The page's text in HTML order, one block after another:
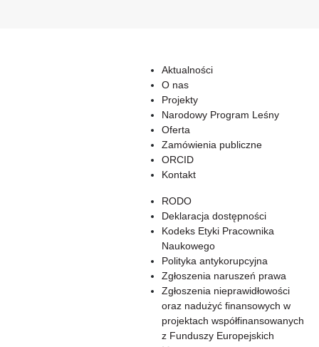
Aktualności
O nas
Projekty
Narodowy Program Leśny
Oferta
Zamówienia publiczne
ORCID
Kontakt
RODO
Deklaracja dostępności
Kodeks Etyki Pracownika
Naukowego
Polityka antykorupcyjna
Zgłoszenia naruszeń prawa
Zgłoszenia nieprawidłowości
oraz nadużyć finansowych w
projektach współfinansowanych
z Funduszy Europejskich